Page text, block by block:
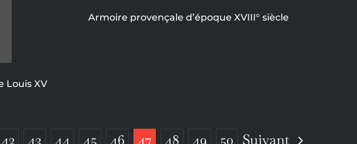
Louis XV
Armoire provençale d’époque XVIII° siècle
42 43 44 45 46 47 48 49 50 Suivant